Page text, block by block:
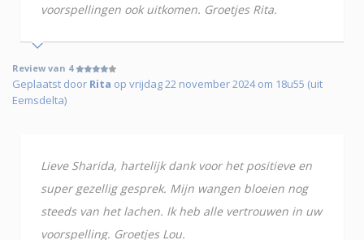
voorspellingen ook uitkomen. Groetjes Rita.
Review van 4
Geplaatst door Rita op vrijdag 22 november 2024 om 18u55 (uit
Eemsdelta)
Lieve Sharida, hartelijk dank voor het positieve en
super gezellig gesprek. Mijn wangen bloeien nog
steeds van het lachen. Ik heb alle vertrouwen in uw
voorspelling. Groetjes Lou.